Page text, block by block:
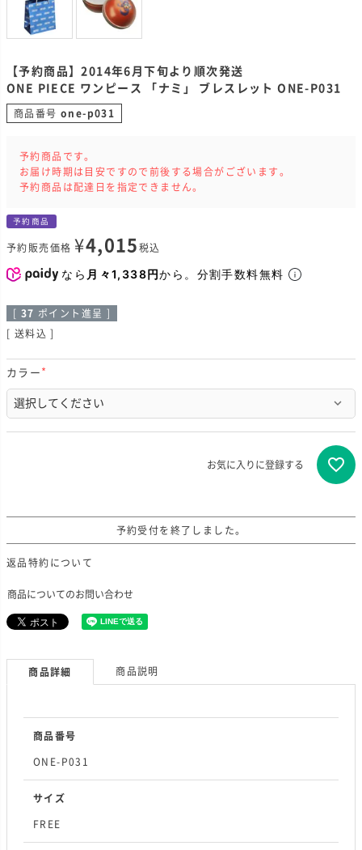
【予約商品】2014年6月下旬より順次発送
ONE PIECE ワンピース 「ナミ」 ブレスレット ONE-P031
商品番号 one-p031
予約商品です。
お届け時期は目安ですので前後する場合がございます。
予約商品は配達日を指定できません。
予約商品
予約販売価格 ¥4,015 税込
なら 月々1,338円から。分割手数料無料
[ 37 ポイント進呈 ]
送料込
カラー
須
)
お気に入りに登録する
予約受付を終了しました。
返品特約について
商品についてのお問い合わせ
商品詳細 商品説明
商品番号
ONE-P031
サイズ
FREE